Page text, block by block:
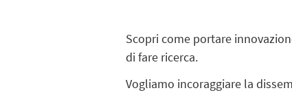
Scopri come portare
di fare ricerca.
Vogliamo incoraggiare la